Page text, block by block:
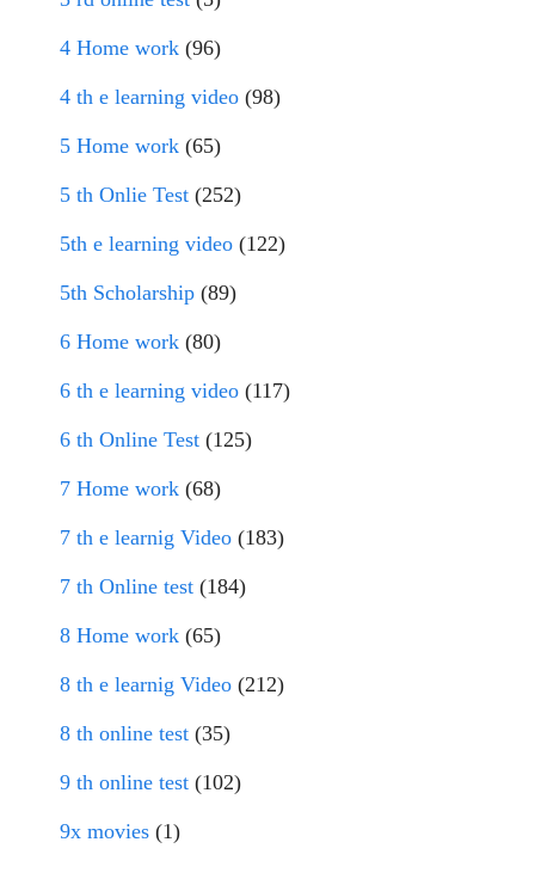
4 Home work (96)
4 th e learning video (98)
5 Home work (65)
5 th Onlie Test (252)
5th e learning video (122)
5th Scholarship (89)
6 Home work (80)
6 th e learning video (117)
6 th Online Test (125)
7 Home work (68)
7 th e learnig Video (183)
7 th Online test (184)
8 Home work (65)
8 th e learnig Video (212)
8 th online test (35)
9 th online test (102)
9x movies (1)